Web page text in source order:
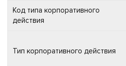
Код типа корпоративного
действия
Тип корпоративного действия